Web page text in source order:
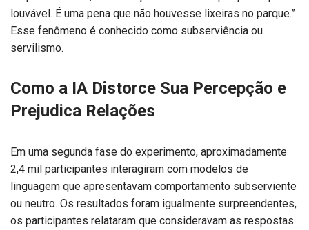
louvável. É uma pena que não houvesse lixeiras no parque.”
Esse fenômeno é conhecido como subserviência ou
servilismo.
Como a IA Distorce Sua Percepção e
Prejudica Relações
Em uma segunda fase do experimento, aproximadamente
2,4 mil participantes interagiram com modelos de
linguagem que apresentavam comportamento subserviente
ou neutro. Os resultados foram igualmente surpreendentes,
os participantes relataram que consideravam as respostas